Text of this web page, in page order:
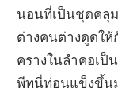
นอนที่เป็นชุดคลุ
ต่างคนต่างดูดให้
ครางในลำคอเป็
พีทนี่ท่อนแข็งขึ้น